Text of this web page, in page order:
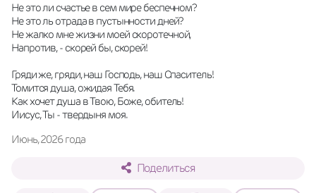
Не это ли счастье в сем мире беспечном?
Не это ль отрада в пустынности дней?
Не жалко мне жизни моей скоротечной,
Напротив, - скорей бы, скорей!
Гряди же, гряди, наш Господь, наш Спаситель!
Томится душа, ожидая Тебя.
Как хочет душа в Твою, Боже, обитель!
Иисус, Ты - твердыня моя.
Июнь, 2026 года
Поделиться